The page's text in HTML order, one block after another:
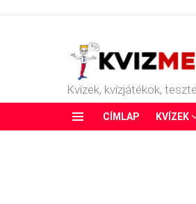
Kvízek, kvízjátékok,
CÍMLAP KVÍZEK